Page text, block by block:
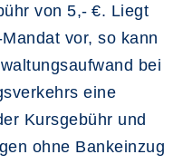
von 5,- €. Liegt
vor, so kann
bei
eine
Kursgebühr und
ohne Bankeinzug